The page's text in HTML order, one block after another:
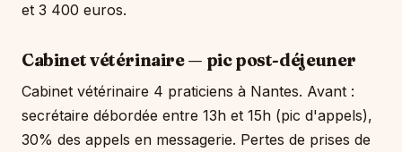
et 3 400 euros.
Cabinet vétérinaire — pic post-déjeuner
Cabinet vétérinaire 4 praticiens à Nantes. Avant :
secrétaire débordée entre 13h et 15h (pic d'appels),
30% des appels en messagerie. Pertes de prises de